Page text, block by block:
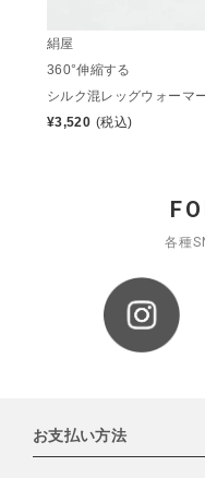
絹屋
360°伸縮する
シルク混レッグウォーマ
¥3,520 (税込)
各種
お支払い方法